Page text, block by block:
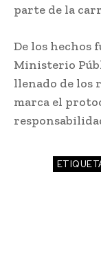
parte de la
De los hechos
Ministerio
llenado de los
marca el